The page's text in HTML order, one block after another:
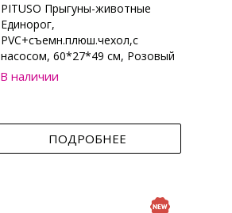
PITUSO Прыгуны-животные
Единорог,
PVC+съемн.плюш.чехол,с
насосом, 60*27*49 см, Розовый
В наличии
ПОДРОБНЕЕ